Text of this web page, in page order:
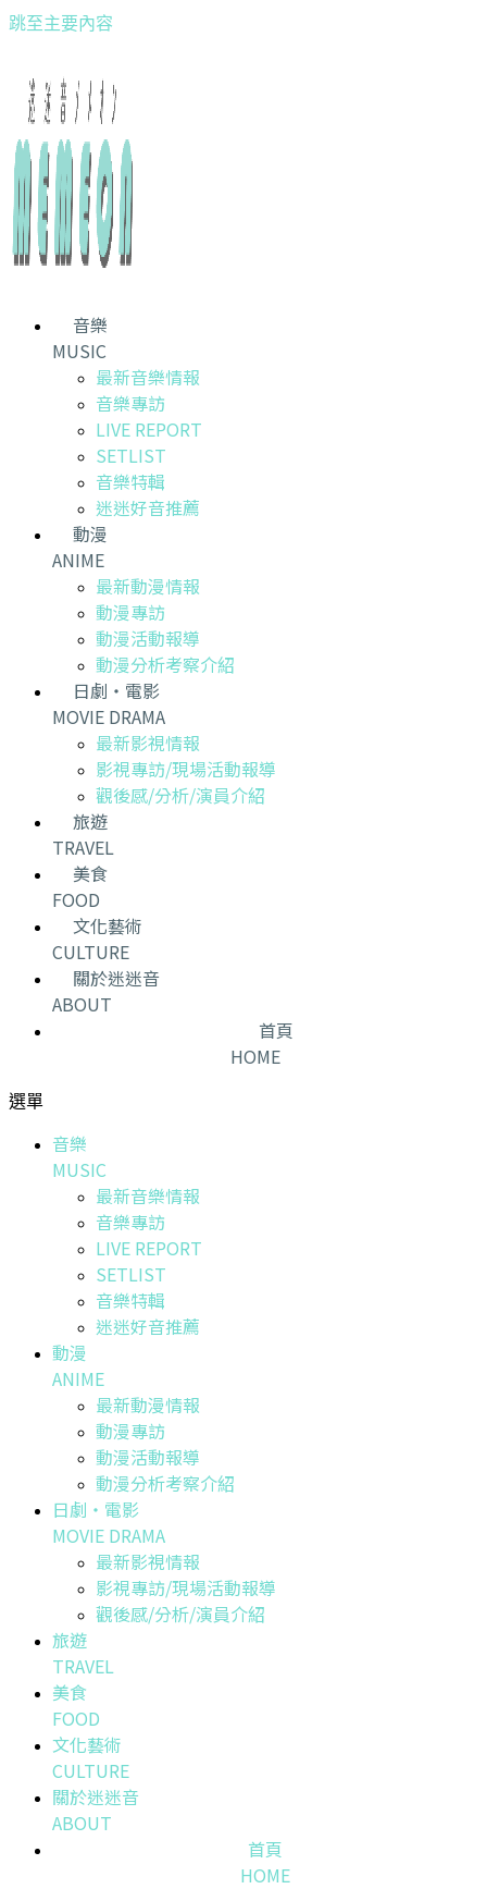
跳至主要內容
音樂
MUSIC
最新音樂情報
音樂專訪
LIVE REPORT
SETLIST
音樂特輯
迷迷好音推薦
動漫
ANIME
最新動漫情報
動漫專訪
動漫活動報導
動漫分析考察介紹
日劇・電影
MOVIE DRAMA
最新影視情報
影視專訪/現場活動報導
觀後感/分析/演員介紹
旅遊
TRAVEL
美食
FOOD
文化藝術
CULTURE
關於迷迷音
ABOUT
首頁
HOME
選單
音樂
MUSIC
最新音樂情報
音樂專訪
LIVE REPORT
SETLIST
音樂特輯
迷迷好音推薦
動漫
ANIME
最新動漫情報
動漫專訪
動漫活動報導
動漫分析考察介紹
日劇・電影
MOVIE DRAMA
最新影視情報
影視專訪/現場活動報導
觀後感/分析/演員介紹
旅遊
TRAVEL
美食
FOOD
文化藝術
CULTURE
關於迷迷音
ABOUT
首頁
HOME